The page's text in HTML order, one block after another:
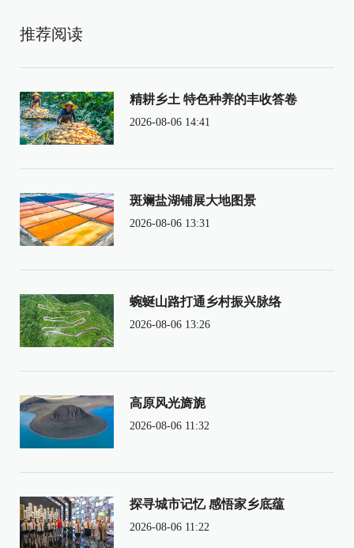
推荐阅读
精耕乡土 特色种养的丰收答卷
2026-08-06 14:41
斑斓盐湖铺展大地图景
2026-08-06 13:31
蜿蜒山路打通乡村振兴脉络
2026-08-06 13:26
高原风光旖旎
2026-08-06 11:32
探寻城市记忆 感悟家乡底蕴
2026-08-06 11:22